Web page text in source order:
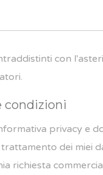
con
condizioni
privacy e
dei miei
richiesta